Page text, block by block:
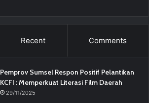
Recent Comments
Pemprov Sumsel Respon Positif Pelantikan
KCFI : Memperkuat Literasi Film Daerah
29/11/2025